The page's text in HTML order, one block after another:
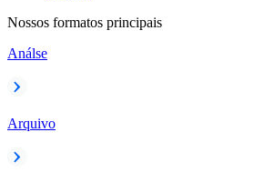
Nossos formatos principais
Análse
Arquivo